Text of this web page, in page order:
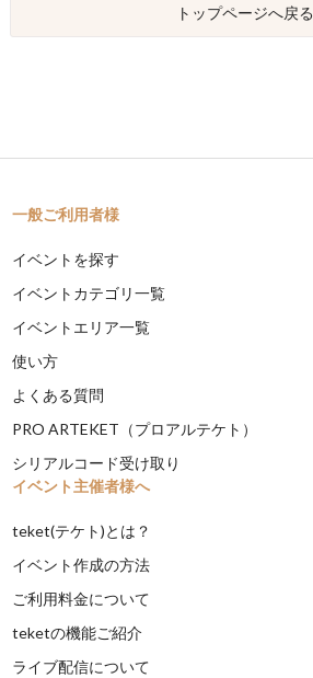
トップページへ戻る
一般ご利用者様
イベントを探す
イベントカテゴリ一覧
イベントエリア一覧
使い方
よくある質問
PRO ARTEKET（プロアルテケト）
シリアルコード受け取り
イベント主催者様へ
teket(テケト)とは？
イベント作成の方法
ご利用料金について
teketの機能ご紹介
ライブ配信について